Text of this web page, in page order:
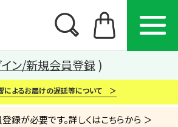
イン/新規会員登録
によるお届けの遅延等について ＞
録が必要です。詳しくはこちらから ＞